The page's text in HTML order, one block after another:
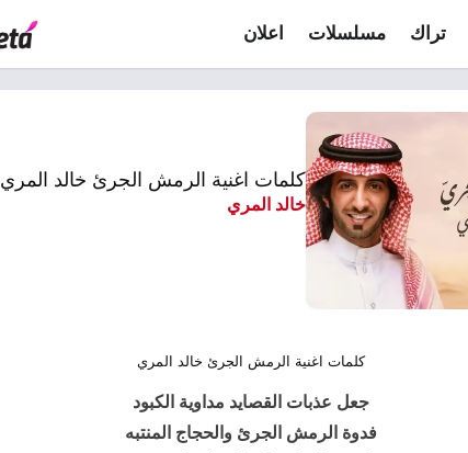
تراك مسلسلات اعلان
كلمات اغنية الرمش الجرئ خالد المري
خالد المري
كلمات اغنية الرمش الجرئ خالد المري
جعل عذبات القصايد مداوية الكبود
فدوة الرمش الجرئ والحجاج المنتبه